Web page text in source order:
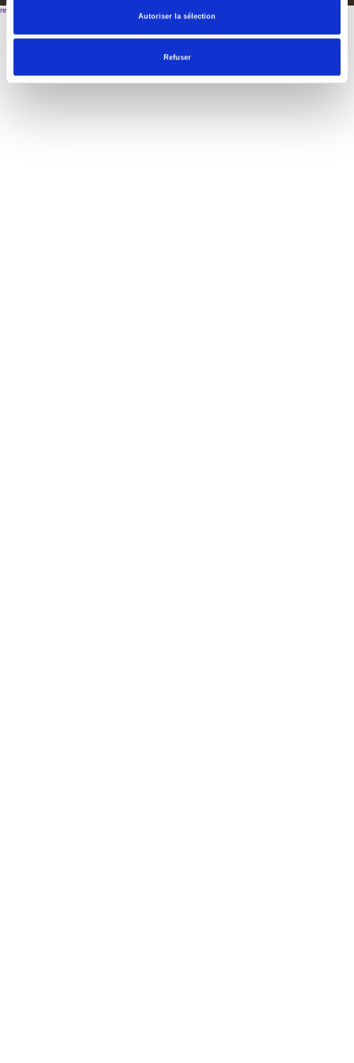
Autoriser la sélection
Refuser
reservation@hotel-ecluse.lu